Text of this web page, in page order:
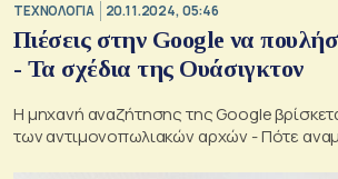
ΤΕΧΝΟΛΟΓΙΑ 20.11.2024, 05:46
Πιέσεις στην Google να
- Τα σχέδια της Ουάσιγκτον
Η μηχανή αναζήτησης της Google
των αντιμονοπωλιακών αρχών - Πότε